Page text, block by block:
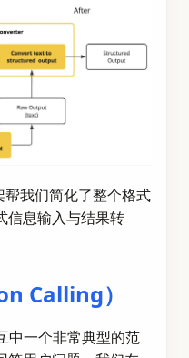
我们简化了整个格式
信息输入与结果转
Calling）
中一个非常典型的范